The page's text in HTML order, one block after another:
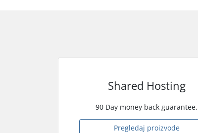
Shared Hosting
90 Day money back guarantee.
Pregledaj proizvode